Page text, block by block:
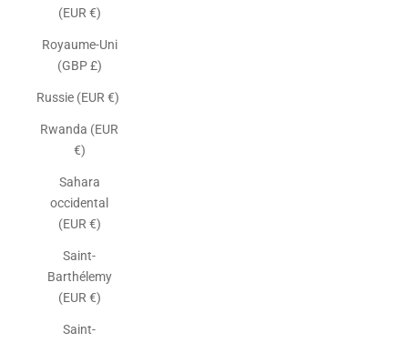
(EUR €)
Royaume-Uni
(GBP £)
Russie (EUR €)
Rwanda (EUR
€)
Sahara
occidental
(EUR €)
Saint-
Barthélemy
(EUR €)
Saint-